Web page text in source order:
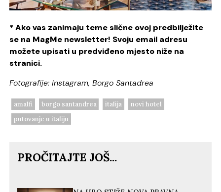
* Ako vas zanimaju teme slične ovoj predbilježite
se na MagMe newsletter! Svoju email adresu
možete upisati u predviđeno mjesto niže na
stranici.
Fotografije: Instagram, Borgo Santadrea
amalfi borgo santandrea italija
novi hotel
putovanje u italiju
PROČITAJTE JOŠ...